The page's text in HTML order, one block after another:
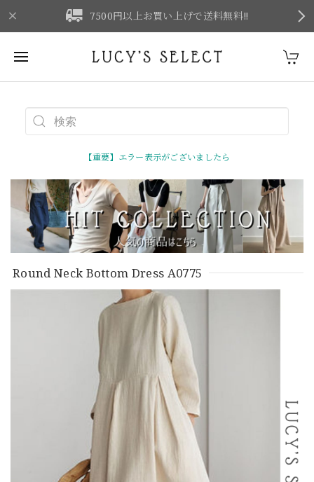
7500円以上お買い上げで送料無料‼
【重要】エラー表示がございましたら
Round Neck Bottom Dress A0775